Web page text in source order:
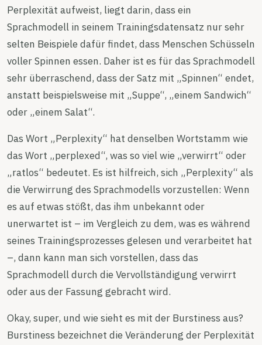
Perplexität aufweist, liegt darin, dass ein
Sprachmodell in seinem Trainingsdatensatz nur sehr
selten Beispiele dafür findet, dass Menschen Schüsseln
voller Spinnen essen. Daher ist es für das Sprachmodell
sehr überraschend, dass der Satz mit „Spinnen“ endet,
anstatt beispielsweise mit „Suppe“, „einem Sandwich“
oder „einem Salat“.
Das Wort „Perplexity“ hat denselben Wortstamm wie
das Wort „perplexed“, was so viel wie „verwirrt“ oder
„ratlos“ bedeutet. Es ist hilfreich, sich „Perplexity“ als
die Verwirrung des Sprachmodells vorzustellen: Wenn
es auf etwas stößt, das ihm unbekannt oder
unerwartet ist – im Vergleich zu dem, was es während
seines Trainingsprozesses gelesen und verarbeitet hat
–, dann kann man sich vorstellen, dass das
Sprachmodell durch die Vervollständigung verwirrt
oder aus der Fassung gebracht wird.
Okay, super, und wie sieht es mit der Burstiness aus?
Burstiness bezeichnet die Veränderung der Perplexität